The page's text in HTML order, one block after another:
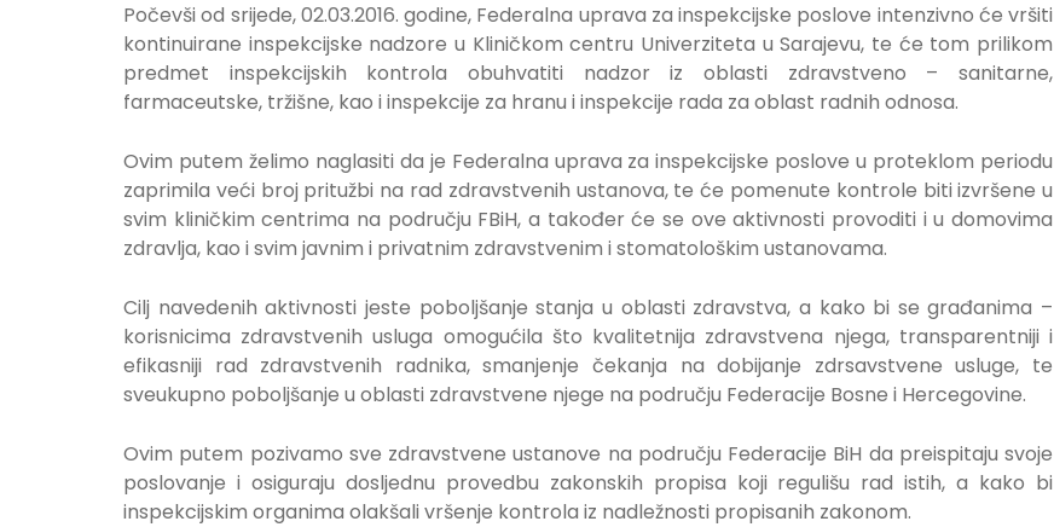
Počevši od srijede, 02.03.2016. godine, Federalna uprava za inspekcijske poslove intenzivno će vršiti
kontinuirane inspekcijske nadzore u Kliničkom centru Univerziteta u Sarajevu, te će tom prilikom
predmet inspekcijskih kontrola obuhvatiti nadzor iz oblasti zdravstveno – sanitarne,
farmaceutske, tržišne, kao i inspekcije za hranu i inspekcije rada za oblast radnih odnosa.
Ovim putem želimo naglasiti da je Federalna uprava za inspekcijske poslove u proteklom periodu
zaprimila veći broj pritužbi na rad zdravstvenih ustanova, te će pomenute kontrole biti izvršene u
svim kliničkim centrima na području FBiH, a također će se ove aktivnosti provoditi i u domovima
zdravlja, kao i svim javnim i privatnim zdravstvenim i stomatološkim ustanovama.
Cilj navedenih aktivnosti jeste poboljšanje stanja u oblasti zdravstva, a kako bi se građanima –
korisnicima zdravstvenih usluga omogućila što kvalitetnija zdravstvena njega, transparentniji i
efikasniji rad zdravstvenih radnika, smanjenje čekanja na dobijanje zdrsavstvene usluge, te
sveukupno poboljšanje u oblasti zdravstvene njege na području Federacije Bosne i Hercegovine.
Ovim putem pozivamo sve zdravstvene ustanove na području Federacije BiH da preispitaju svoje
poslovanje i osiguraju dosljednu provedbu zakonskih propisa koji regulišu rad istih, a kako bi
inspekcijskim organima olakšali vršenje kontrola iz nadležnosti propisanih zakonom.